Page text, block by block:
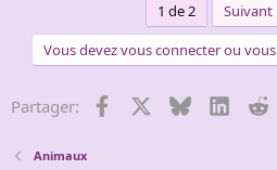
1 de 2 Suivant
Vous devez vous connecter ou
Partager: Facebook Bluesky
Animaux